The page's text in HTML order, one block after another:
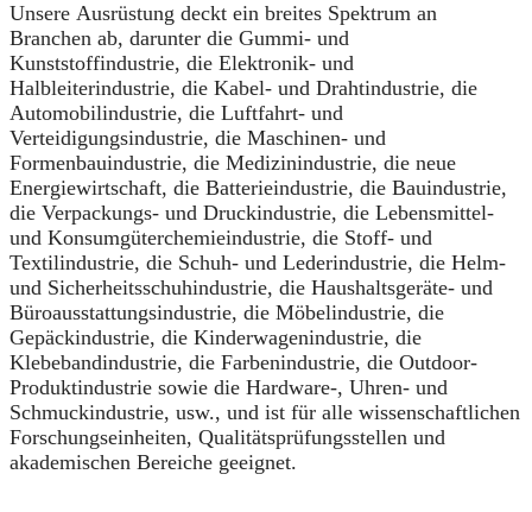
Unsere Ausrüstung deckt ein breites Spektrum an
Branchen ab, darunter die Gummi- und
Kunststoffindustrie, die Elektronik- und
Halbleiterindustrie, die Kabel- und Drahtindustrie, die
Automobilindustrie, die Luftfahrt- und
Verteidigungsindustrie, die Maschinen- und
Formenbauindustrie, die Medizinindustrie, die neue
Energiewirtschaft, die Batterieindustrie, die Bauindustrie,
die Verpackungs- und Druckindustrie, die Lebensmittel-
und Konsumgüterchemieindustrie, die Stoff- und
Textilindustrie, die Schuh- und Lederindustrie, die Helm-
und Sicherheitsschuhindustrie, die Haushaltsgeräte- und
Büroausstattungsindustrie, die Möbelindustrie, die
Gepäckindustrie, die Kinderwagenindustrie, die
Klebebandindustrie, die Farbenindustrie, die Outdoor-
Produktindustrie sowie die Hardware-, Uhren- und
Schmuckindustrie, usw., und ist für alle wissenschaftlichen
Forschungseinheiten, Qualitätsprüfungsstellen und
akademischen Bereiche geeignet.